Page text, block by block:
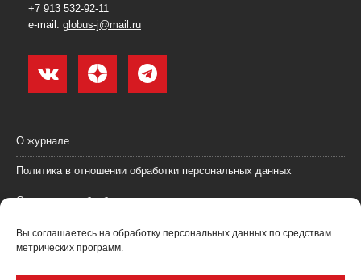
Вы соглашаетесь на обработку персональных данных по средствам
метрических программ.
+7 913 532-92-11
e-mail: globus-j@mail.ru
О журнале
Политика в отношении обработки персональных данных
Согласие на обработку персональных данных
Пользовательское соглашение (оферта)